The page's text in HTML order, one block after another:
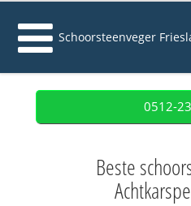
Schoorsteenveger
0512-
Beste